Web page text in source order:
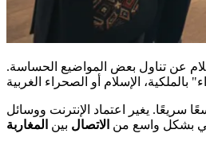
عن تناول بعض المواضيع الحساسة.
سريعًا. يغير اعتماد الإنترنت ووسائل
بشكل واسع من الاتصال بين المغاربة